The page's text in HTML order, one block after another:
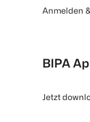
Anmelden
BIPA
Jetzt